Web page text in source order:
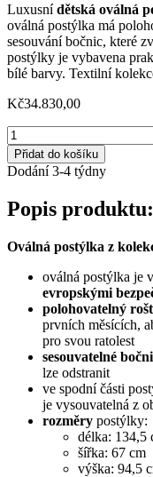
Luxusnídětská oválná
oválná postýlka má
sesouvání bočnic, které
postýlky je vybavena
bílé barvy. Textilní
Kč34.830,00
Postýlka
s
matrací
a
textilem
Oval
Přidat do košíku
Dodání 3-4 týdny
Popis produktu:
Oválná postýlka z
oválná postýlka je
evropskými
polohovatelný rošt
prvních měsících,
pro svou ratolest
sesouvatelné
lze odstranit
ve spodní části
je vysouvatelná z
rozměry postýlky:
délka: 134,5
šířka: 67 cm
výška: 94,5